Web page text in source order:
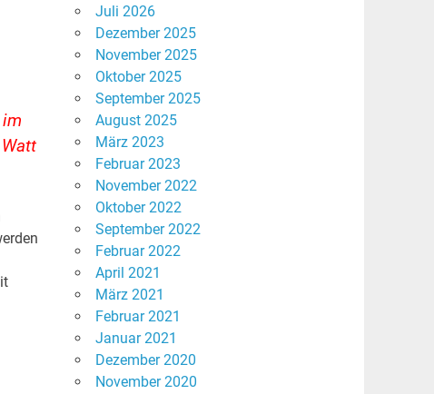
Juli 2026
Dezember 2025
November 2025
Oktober 2025
September 2025
August 2025
März 2023
Februar 2023
November 2022
Oktober 2022
September 2022
Februar 2022
April 2021
März 2021
Februar 2021
Januar 2021
Dezember 2020
November 2020